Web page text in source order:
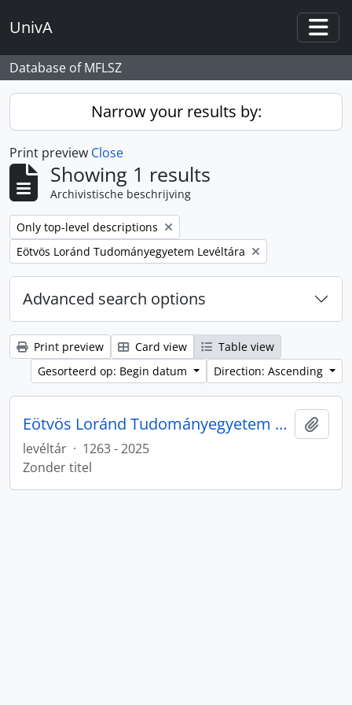
UnivA
Database of MFLSZ
Narrow your results by:
Print preview Close
Showing 1 results
Archivistische beschrijving
Remove filter:
Only top-level descriptions
Remove filter:
Eötvös Loránd Tudományegyetem Levéltára
Advanced search options
Print preview Card view
Table view
Gesorteerd op: Begin datum
Direction: Ascending
Eötvös Loránd Tudományegyetem Levéltárának iratanyaga
levéltár · 1263 - 2025
Zonder titel